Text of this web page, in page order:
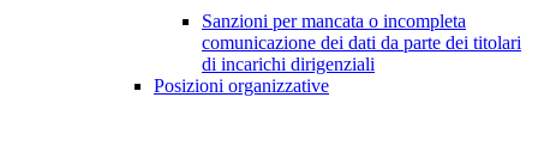
Sanzioni per mancata o incompleta
comunicazione dei dati da parte dei titolari
di incarichi dirigenziali
Posizioni organizzative